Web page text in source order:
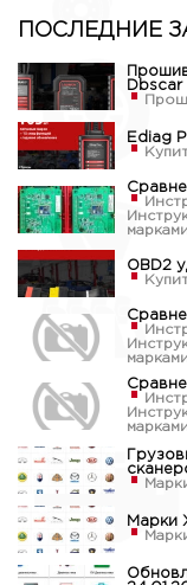
ПОСЛЕДНИЕ
Dbscar
Ediag
OBD2
Марки